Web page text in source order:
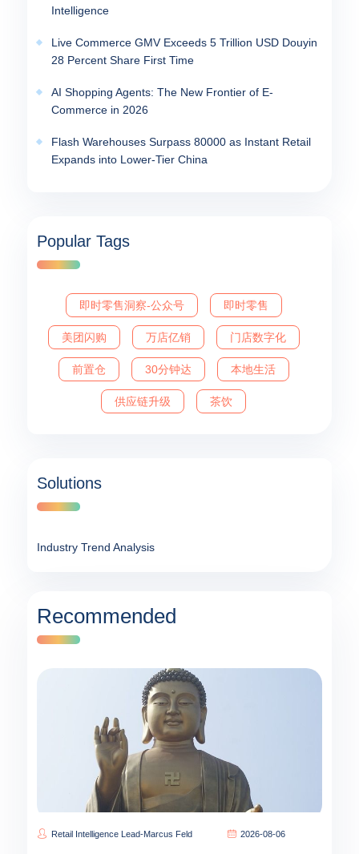
Intelligence
Live Commerce GMV Exceeds 5 Trillion USD Douyin
28 Percent Share First Time
AI Shopping Agents: The New Frontier of E-
Commerce in 2026
Flash Warehouses Surpass 80000 as Instant Retail
Expands into Lower-Tier China
Popular Tags
即时零售洞察-公众号 即时零售
美团闪购 万店亿销 门店数字化
前置仓 30分钟达 本地生活
供应链升级 茶饮
Solutions
Industry Trend Analysis
Recommended
Retail Intelligence Lead-Marcus Feld 2026-08-06